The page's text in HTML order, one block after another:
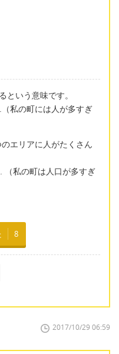
いう意味です。
私の町には人が多すぎ
エリアに人がたくさん
私の町は人口が多すぎ
8
2017/10/29 06:59